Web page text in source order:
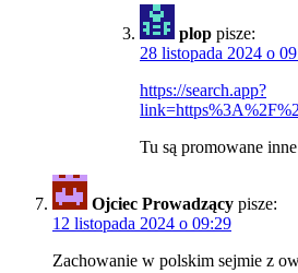
plop pisze:
28 listopada 2024 o
https://search.app?
Tu są promowane inne
Ojciec Prowadzący pisze:
12 listopada 2024 o 09:29
Zachowanie w polskim sejmie z